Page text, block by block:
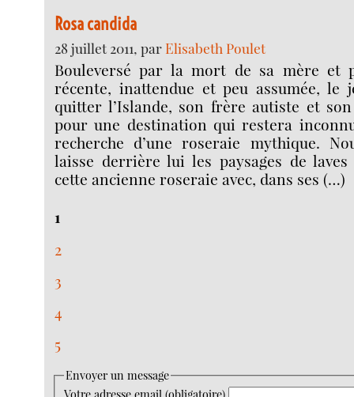
Rosa candida
28 juillet 2011, parElisabeth Poulet
Bouleversé par la mort de sa mère et
récente, inattendue et peu assumée, le
quitter l’Islande, son frère autiste et
pour une destination qui restera
recherche d’une roseraie mythique.
laisse derrière lui les paysages de
cette ancienne roseraie avec, dans ses (…)
1
2
3
4
5
Envoyer un message